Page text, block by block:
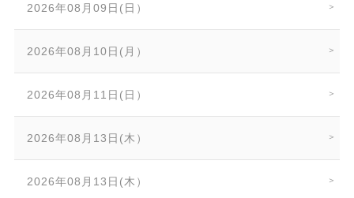
2026年08月09日(日）
2026年08月10日(月）
2026年08月11日(日）
2026年08月13日(木）
2026年08月13日(木）